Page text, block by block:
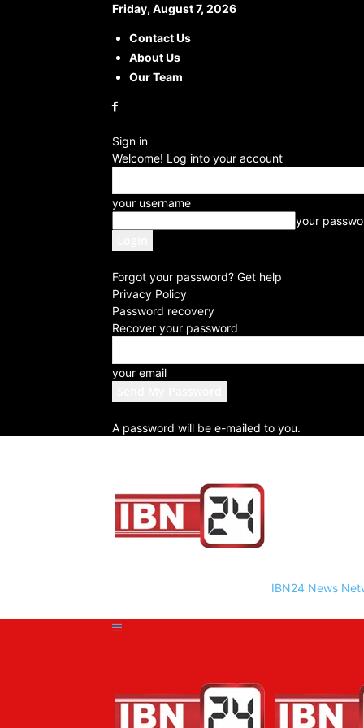
Friday, August 7, 2026
Contact Us
About Us
Our Team
Sign in
Welcome! Log into your account
your username
your
Forgot your password? Get help
Privacy Policy
Password recovery
Recover your password
your email
A password will be e-mailed to you.
IBN24 News